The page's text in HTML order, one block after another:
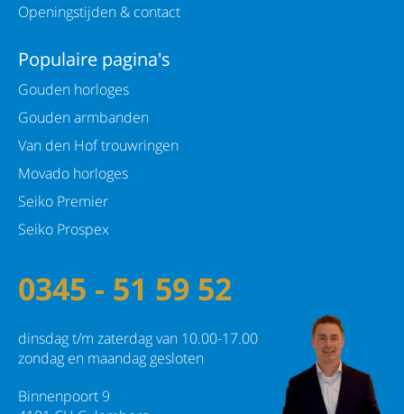
Openingstijden & contact
Populaire pagina's
Gouden horloges
Gouden armbanden
Van den Hof trouwringen
Movado horloges
Seiko Premier
Seiko Prospex
0345 - 51 59 52
dinsdag t/m zaterdag van 10.00-17.00
zondag en maandag gesloten
Binnenpoort 9